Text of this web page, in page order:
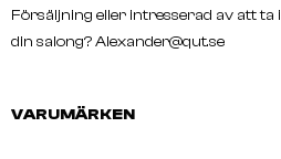
Försäljning eller intresserad av att
din salong?Alexander@qut.se
VARUMÄRKEN